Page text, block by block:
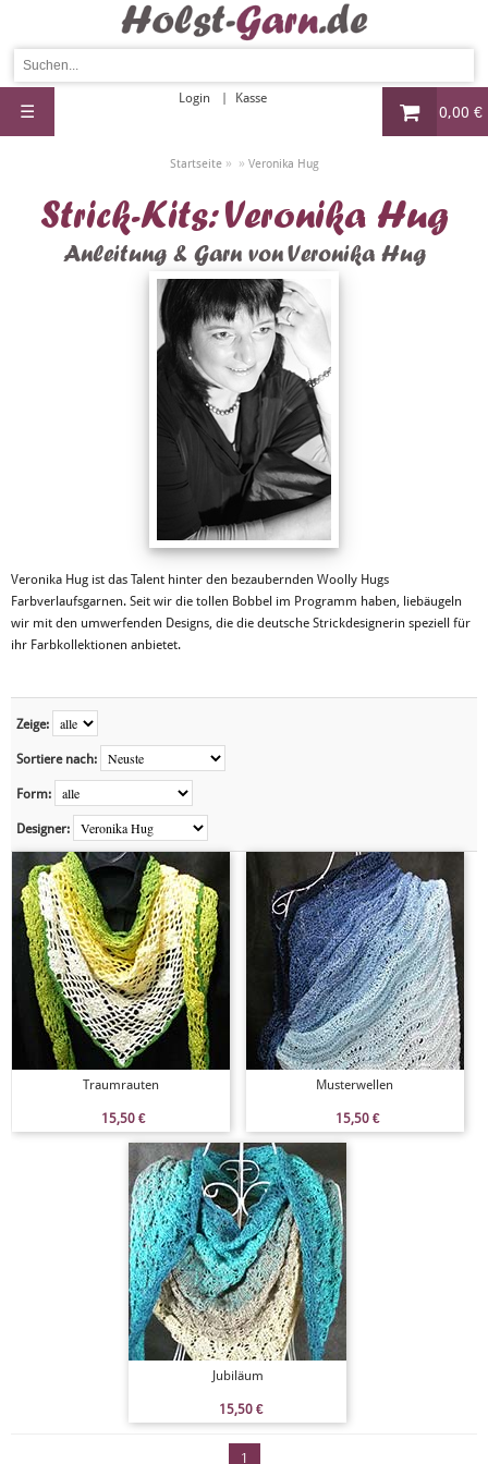
0,00 €
Login Kasse
☰
Startseite» » Veronika Hug
Strick-Kits: Veronika Hug
Anleitung & Garn von Veronika Hug
Veronika Hug ist das Talent hinter den bezaubernden Woolly Hugs
Farbverlaufsgarnen. Seit wir die tollen Bobbel im Programm haben, liebäugeln
wir mit den umwerfenden Designs, die die deutsche Strickdesignerin speziell für
ihr Farbkollektionen anbietet.
Zeige:
Sortiere nach:
Form:
Designer:
Traumrauten
15,50 €
Musterwellen
15,50 €
Jubiläum
15,50 €
1